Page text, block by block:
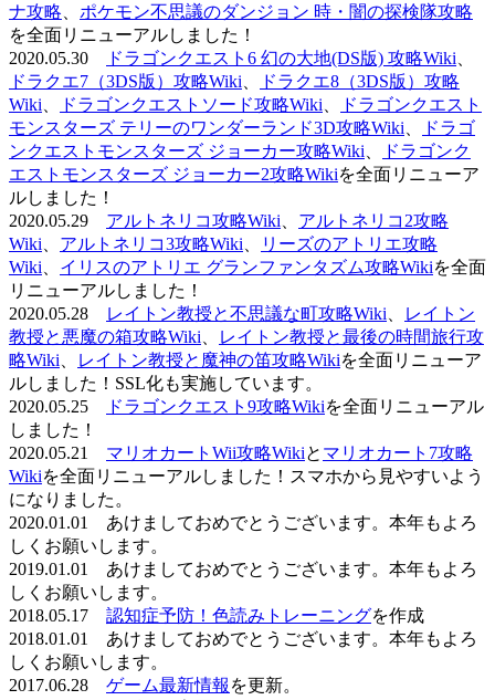
ナ攻略
ポケモン不思議のダンジョン 時・闇の探検隊攻略
を全面リニューアルしました！
2020.05.30
ドラゴンクエスト6 幻の大地(DS版) 攻略Wiki
ドラクエ7（3DS版）攻略Wiki
ドラクエ8（3DS版）攻略
Wiki
ドラゴンクエストソード攻略Wiki
ドラゴンクエスト
モンスターズ テリーのワンダーランド3D攻略Wiki
ドラゴ
ンクエストモンスターズ ジョーカー攻略Wiki
ドラゴンク
エストモンスターズ ジョーカー2攻略Wikiを全面リニューア
ルしました！
2020.05.29 アルトネリコ攻略Wiki
アルトネリコ2攻略
Wiki
アルトネリコ3攻略Wiki
リーズのアトリエ攻略
Wiki
イリスのアトリエ グランファンタズム攻略Wikiを全面
リニューアルしました！
2020.05.28
レイトン教授と不思議な町攻略Wiki
レイトン
教授と悪魔の箱攻略Wiki
レイトン教授と最後の時間旅行攻
略Wiki
レイトン教授と魔神の笛攻略Wikiを全面リニューア
ルしました！SSL化も実施しています。
2020.05.25
ドラゴンクエスト9攻略Wikiを全面リニューアル
しました！
2020.05.21 マリオカートWii攻略Wikiと マリオカート7攻略
Wikiを全面リニューアルしました！スマホから見やすいよう
になりました。
2020.01.01 あけましておめでとうございます。本年もよろ
しくお願いします。
2019.01.01 あけましておめでとうございます。本年もよろ
しくお願いします。
2018.05.17 認知症予防！色読みトレーニングを作成
2018.01.01 あけましておめでとうございます。本年もよろ
しくお願いします。
2017.06.28 ゲーム最新情報 を更新。